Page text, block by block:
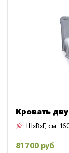
Кровать
ШxВxГ, см:
81 700 руб